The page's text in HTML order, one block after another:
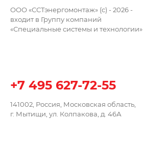
ООО «ССТэнергомонтаж» (c) - 2026 -
входит в Группу компаний
«Специальные системы и технологии»
+7 495 627-72-55
141002, Россия, Московская область,
г. Мытищи, ул. Колпакова, д. 46А